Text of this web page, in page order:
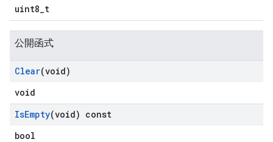
uint8_t
公開函式
Clear(void)
void
IsEmpty(void) const
bool